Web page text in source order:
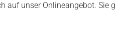
auf unser Onlineangebot. Sie